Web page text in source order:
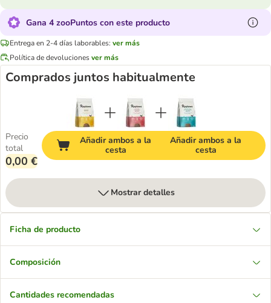
Gana 4 zooPuntos con este producto
Entrega en 2-4 días laborables: ver más
Política de devolucionesver más
Comprados juntos habitualmente
Precio
total
0,00 €
Añadir ambos a la
cesta
Añadir ambos a la
cesta
Mostrar detalles
Ficha de producto
Composición
Cantidades recomendadas